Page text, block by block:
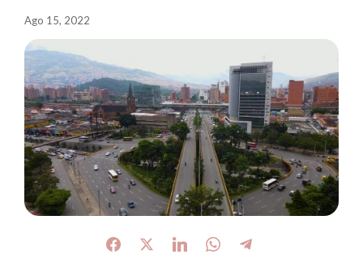
Ago 15, 2022